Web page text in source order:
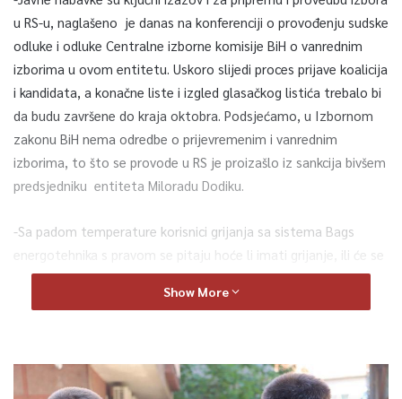
u RS-u, naglašeno je danas na konferenciji o provođenju sudske
odluke i odluke Centralne izborne komisije BiH o vanrednim
izborima u ovom entitetu. Uskoro slijedi proces prijave koalicija
i kandidata, a konačne liste i izgled glasačkog listića trebalo bi
da budu završene do kraja oktobra. Podsjećamo, u Izbornom
zakonu BiH nema odredbe o prijevremenim i vanrednim
izborima, to što se provode u RS je proizašlo iz sankcija bivšem
predsjedniku entiteta Miloradu Dodiku.
-Sa padom temperature korisnici grijanja sa sistema Bags
energotehnika s pravom se pitaju hoće li imati grijanje, ili će se
ponoviti predhodna sezona. Posebno su zabrinuti nakon
posljednje sjednice Općinskog vijeća Vogošća gdje je
da su sredstva pronađena.
Show More